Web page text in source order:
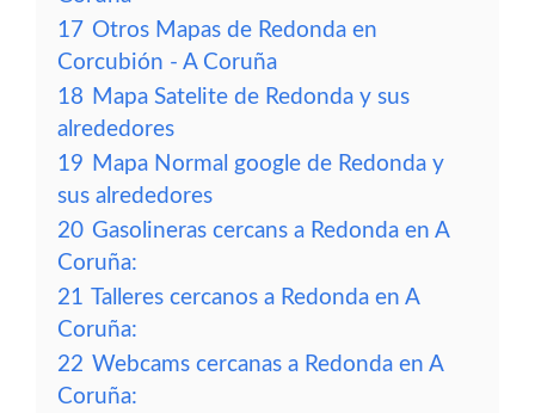
17 Otros Mapas de Redonda en
Corcubión - A Coruña
18 Mapa Satelite de Redonda y sus
alrededores
19 Mapa Normal google de Redonda y
sus alrededores
20 Gasolineras cercans a Redonda en A
Coruña:
21 Talleres cercanos a Redonda en A
Coruña:
22 Webcams cercanas a Redonda en A
Coruña: